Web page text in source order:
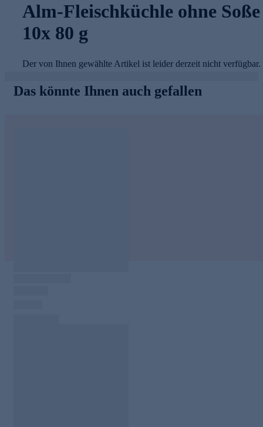
Alm-Fleischküchle ohne Soße
10x 80 g
Der von Ihnen gewählte Artikel ist leider derzeit nicht verfügbar.
Das könnte Ihnen auch gefallen